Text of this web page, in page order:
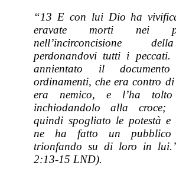
“13 E con lui Dio ha
eravate morti nei
nell’incirconcisione
perdonandovi tutti i
annientato il
ordinamenti, che era contro
era nemico, e l’ha
inchiodandolo alla croce;
quindi spogliato le potestà
ne ha fatto un pubblico
trionfando su di loro in
2:13-15 LND).